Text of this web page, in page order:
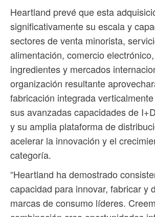
Heartland prevé que esta
significativamente su escala y
sectores de venta minorista,
alimentación, comercio
ingredientes y mercados
organización resultante
fabricación integrada
sus avanzadas capacidades de
y su amplia plataforma de
acelerar la innovación y el
categoría.
“Heartland ha demostrado
capacidad para innovar, fabricar y
marcas de consumo líderes.